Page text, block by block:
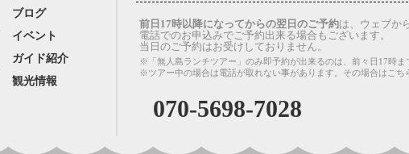
ブログ
イベント
ガイド紹介
観光情報
前日17時以降になってからの翌日のご予約は、ウェブか
電話でのお申込みでご予約出来る場合もございます。
当日のご予約はお受けしておりません。
※「無人島ランチツアー」のみ即予約が出来るのは、前々日17時ま
※ツアー中の場合は電話が取れない事があります。その場合はこち
070-5698-7028